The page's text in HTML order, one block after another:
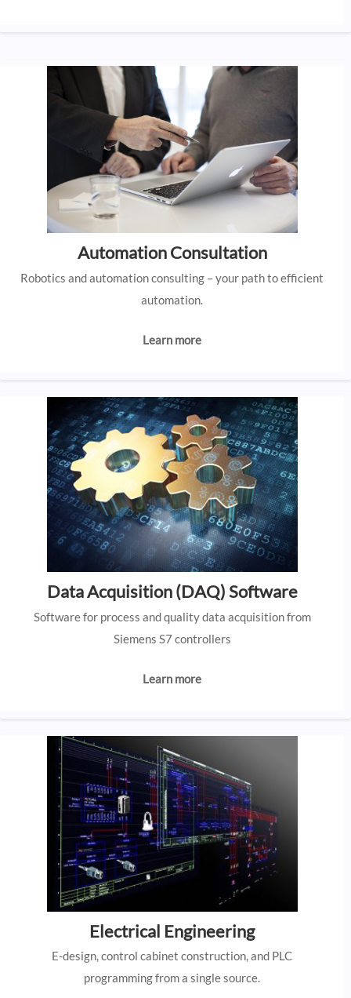
Automation Consultation
Robotics and automation consulting – your path to efficient
automation.
Learn more
Data Acquisition (DAQ) Software
Software for process and quality data acquisition from
Siemens S7 controllers
Learn more
Electrical Engineering
E-design, control cabinet construction, and PLC
programming from a single source.